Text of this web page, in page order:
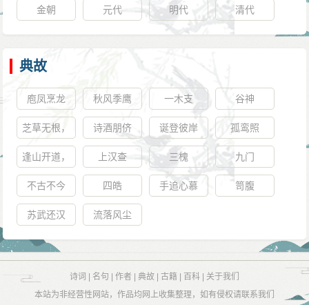
金朝 元代 明代 清代
典故
庖凤烹龙 秋风季鹰 一木支 谷神
芝草无根，
醴泉无源
诗酒朋侪 诞登彼岸 孤鸾照
逢山开道，
遇水造桥
上汉查 三槐 九门
不古不今 四皓 手追心慕 笥腹
苏武还汉 流落风尘
诗词 名句 作者 典故 古籍 百科
关于我们
本站为非经营性网站，作品均网上收集整理，如有侵权请联系我们